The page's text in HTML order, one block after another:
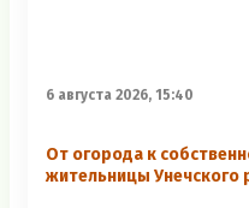
6 августа 2026, 15:40
От огорода к
жительницы Унечского